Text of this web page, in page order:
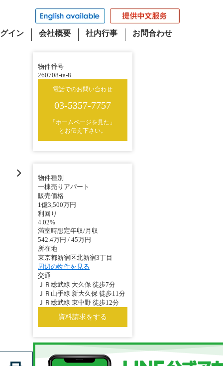
イン 会社概要 社内行事 お問合わせ
物件番号
260708-ta-8
電話でのお問い合わせ
03-5357-7757
「ホームページを見た」
とお伝え下さい。
物件種別
一棟売りアパート
販売価格
1億3,500万円
利回り
4.02%
満室時想定年収/月収
542.4万円 / 45万円
所在地
東京都新宿区北新宿3丁目
周辺の物件を見る
交通
ＪＲ総武線 大久保 徒歩7分
ＪＲ山手線 新大久保 徒歩11分
ＪＲ総武線 東中野 徒歩12分
資料請求をする